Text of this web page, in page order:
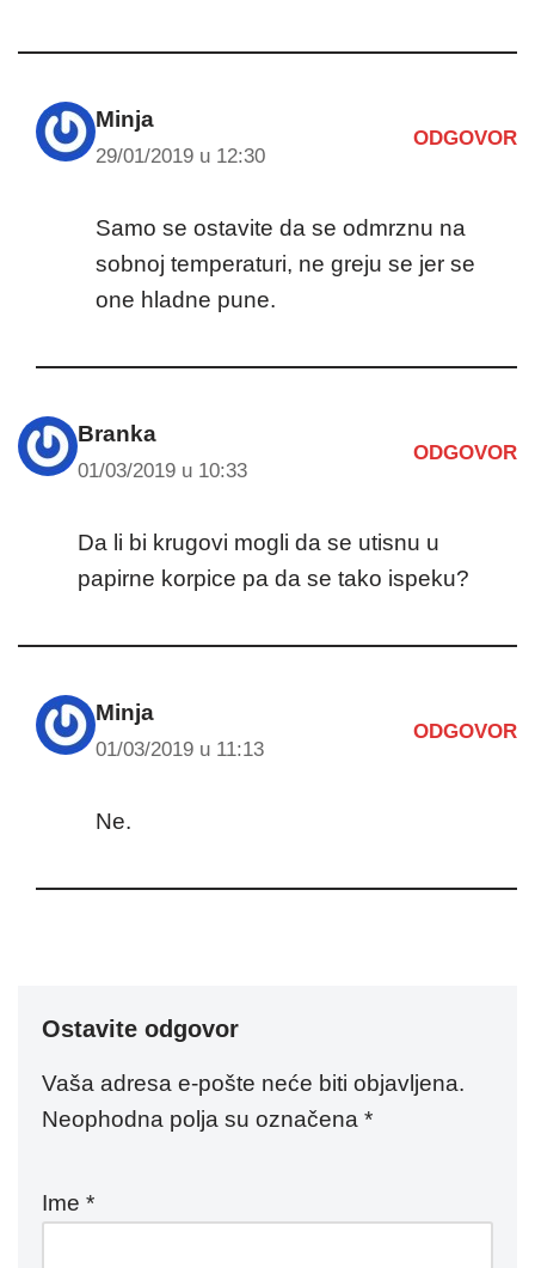
Minja
29/01/2019 u 12:30
ODGOVOR
Samo se ostavite da se odmrznu na
sobnoj temperaturi, ne greju se jer se
one hladne pune.
Branka
01/03/2019 u 10:33
ODGOVOR
Da li bi krugovi mogli da se utisnu u
papirne korpice pa da se tako ispeku?
Minja
01/03/2019 u 11:13
ODGOVOR
Ne.
Ostavite odgovor
Vaša adresa e-pošte neće biti objavljena.
Neophodna polja su označena *
Ime *